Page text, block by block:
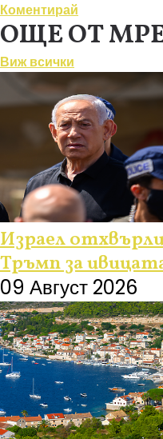
Коментирай
ОЩЕ ОТ
Виж всички
Израел
Тръмп за
09 Август 2026